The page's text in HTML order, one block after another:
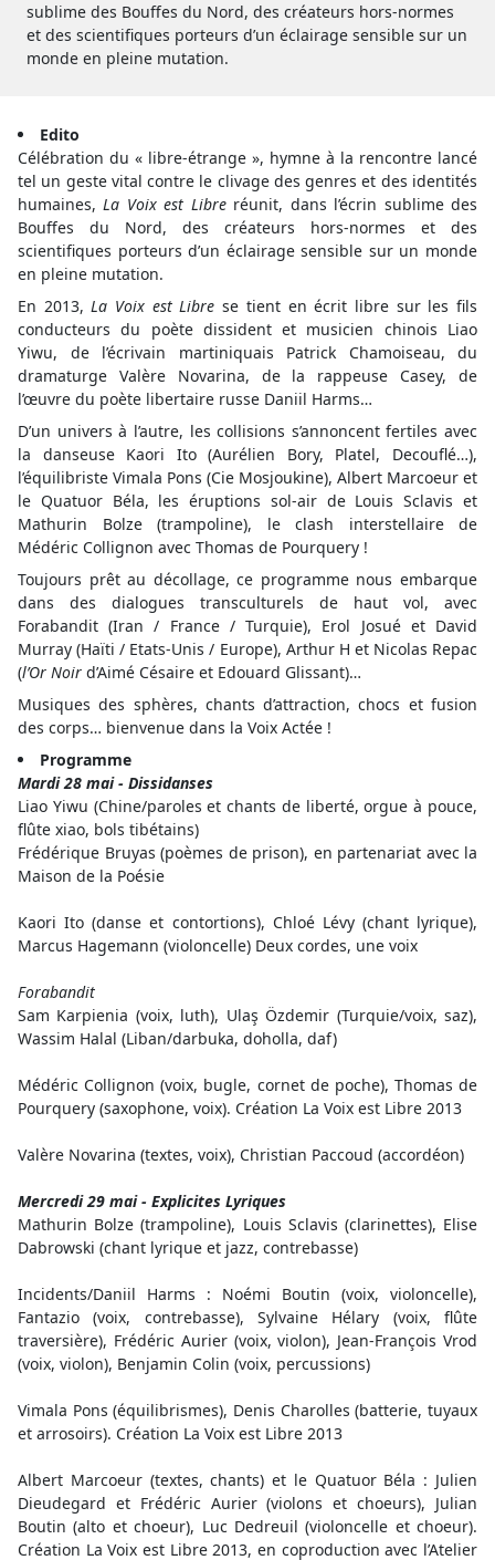
sublime des Bouffes du Nord, des créateurs hors-normes
et des scientifiques porteurs d’un éclairage sensible sur un
monde en pleine mutation.
Edito
Célébration du « libre-étrange », hymne à la rencontre lancé
tel un geste vital contre le clivage des genres et des identités
humaines,La Voix est Libreréunit, dans l’écrin sublime des
Bouffes du Nord, des créateurs hors-normes et des
scientifiques porteurs d’un éclairage sensible sur un monde
en pleine mutation.
En 2013,La Voix est Libre se tient en écrit libre sur les fils
conducteurs du poète dissident et musicien chinois Liao
Yiwu, de l’écrivain martiniquais Patrick Chamoiseau, du
dramaturge Valère Novarina, de la rappeuse Casey, de
l’œuvre du poète libertaire russe Daniil Harms…
D’un univers à l’autre, les collisions s’annoncent fertiles avec
la danseuse Kaori Ito (Aurélien Bory, Platel, Decouflé…),
l’équilibriste Vimala Pons (Cie Mosjoukine), Albert Marcoeur et
le Quatuor Béla, les éruptions sol-air de Louis Sclavis et
Mathurin Bolze (trampoline), le clash interstellaire de
Médéric Collignon avec Thomas de Pourquery !
Toujours prêt au décollage, ce programme nous embarque
dans des dialogues transculturels de haut vol, avec
Forabandit (Iran / France / Turquie), Erol Josué et David
Murray (Haïti / Etats-Unis / Europe), Arthur H et Nicolas Repac
(l’Or Noir d’Aimé Césaire et Edouard Glissant)…
Musiques des sphères, chants d’attraction, chocs et fusion
des corps… bienvenue dans la Voix Actée !
Programme
Mardi 28 mai - Dissidanses
Liao Yiwu (Chine/paroles et chants de liberté, orgue à pouce,
flûte xiao, bols tibétains)
Frédérique Bruyas (poèmes de prison), en partenariat avec la
Maison de la Poésie
Kaori Ito (danse et contortions), Chloé Lévy (chant lyrique),
Marcus Hagemann (violoncelle) Deux cordes, une voix
Forabandit
Sam Karpienia (voix, luth), Ulaş Özdemir (Turquie/voix, saz),
Wassim Halal (Liban/darbuka, doholla, daf)
Médéric Collignon (voix, bugle, cornet de poche), Thomas de
Pourquery (saxophone, voix). Création La Voix est Libre 2013
Valère Novarina (textes, voix), Christian Paccoud (accordéon)
Mercredi 29 mai - Explicites Lyriques
Mathurin Bolze (trampoline), Louis Sclavis (clarinettes), Elise
Dabrowski (chant lyrique et jazz, contrebasse)
Incidents/Daniil Harms : Noémi Boutin (voix, violoncelle),
Fantazio (voix, contrebasse), Sylvaine Hélary (voix, flûte
traversière), Frédéric Aurier (voix, violon), Jean-François Vrod
(voix, violon), Benjamin Colin (voix, percussions)
Vimala Pons (équilibrismes), Denis Charolles (batterie, tuyaux
et arrosoirs). Création La Voix est Libre 2013
Albert Marcoeur (textes, chants) et le Quatuor Béla : Julien
Dieudegard et Frédéric Aurier (violons et choeurs), Julian
Boutin (alto et choeur), Luc Dedreuil (violoncelle et choeur).
Création La Voix est Libre 2013, en coproduction avec l’Atelier